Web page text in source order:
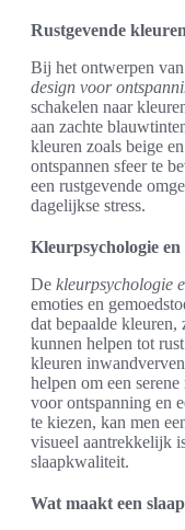
Rustgevende
Bij het ontwerpen van
design voor
schakelen naar
aan zachte
kleuren zoals beige
ontspannen sfeer te
een rustgevende
dagelijkse stress.
Kleurpsychologie en
De kleurpsychologie
emoties en
dat bepaalde
kunnen helpen tot
kleuren
helpen om een
voor ontspanning en
te kiezen, kan men
visueel aantrekkelijk
slaapkwaliteit.
Wat maakt een